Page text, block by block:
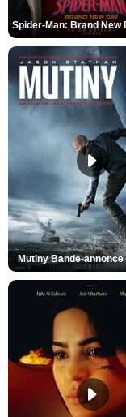
Mutiny Bande-annonce